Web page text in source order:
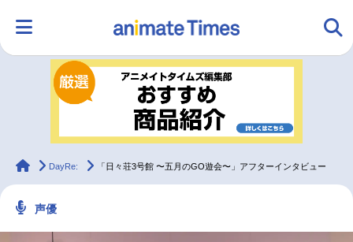
ランキング アニメ
ラジオ
animateTimes
DayRe: 「日々荘3号館 〜五⽉のGO遊会〜」アフターインタビュー
声優